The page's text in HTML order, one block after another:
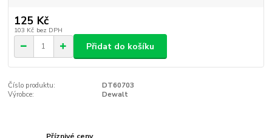
125 Kč
103 Kč bez DPH
Přidat do košíku
Číslo produktu:
DT60703
Výrobce:
Dewalt
Příznivé ceny